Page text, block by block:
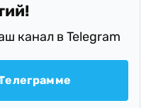
канал в Telegram